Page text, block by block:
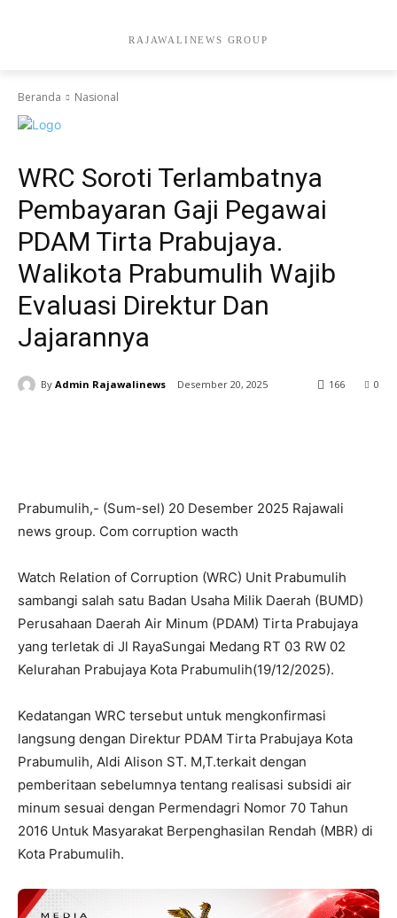
RAJAWALINEWS GROUP
Beranda Nasional
WRC Soroti Terlambatnya
Pembayaran Gaji Pegawai
PDAM Tirta Prabujaya.
Walikota Prabumulih Wajib
Evaluasi Direktur Dan
Jajarannya
By Admin Rajawalinews Desember 20, 2025 0
166
Prabumulih,- (Sum-sel) 20 Desember 2025 Rajawali
news group. Com corruption wacth
Watch Relation of Corruption (WRC) Unit Prabumulih
sambangi salah satu Badan Usaha Milik Daerah (BUMD)
Perusahaan Daerah Air Minum (PDAM) Tirta Prabujaya
yang terletak di Jl RayaSungai Medang RT 03 RW 02
Kelurahan Prabujaya Kota Prabumulih(19/12/2025).
Kedatangan WRC tersebut untuk mengkonfirmasi
langsung dengan Direktur PDAM Tirta Prabujaya Kota
Prabumulih, Aldi Alison ST. M,T.terkait dengan
pemberitaan sebelumnya tentang realisasi subsidi air
minum sesuai dengan Permendagri Nomor 70 Tahun
2016 Untuk Masyarakat Berpenghasilan Rendah (MBR) di
Kota Prabumulih.